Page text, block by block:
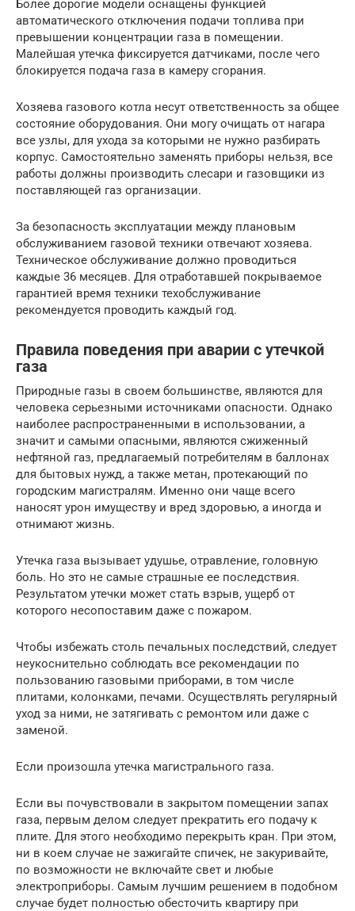
Более дорогие модели оснащены функцией
автоматического отключения подачи топлива при
превышении концентрации газа в помещении.
Малейшая утечка фиксируется датчиками, после чего
блокируется подача газа в камеру сгорания.
Хозяева газового котла несут ответственность за общее
состояние оборудования. Они могу очищать от нагара
все узлы, для ухода за которыми не нужно разбирать
корпус. Самостоятельно заменять приборы нельзя, все
работы должны производить слесари и газовщики из
поставляющей газ организации.
За безопасность эксплуатации между плановым
обслуживанием газовой техники отвечают хозяева.
Техническое обслуживание должно проводиться
каждые 36 месяцев. Для отработавшей покрываемое
гарантией время техники техобслуживание
рекомендуется проводить каждый год.
Правила поведения при аварии с утечкой
газа
Природные газы в своем большинстве, являются для
человека серьезными источниками опасности. Однако
наиболее распространенными в использовании, а
значит и самыми опасными, являются сжиженный
нефтяной газ, предлагаемый потребителям в баллонах
для бытовых нужд, а также метан, протекающий по
городским магистралям. Именно они чаще всего
наносят урон имуществу и вред здоровью, а иногда и
отнимают жизнь.
Утечка газа вызывает удушье, отравление, головную
боль. Но это не самые страшные ее последствия.
Результатом утечки может стать взрыв, ущерб от
которого несопоставим даже с пожаром.
Чтобы избежать столь печальных последствий, следует
неукоснительно соблюдать все рекомендации по
пользованию газовыми приборами, в том числе
плитами, колонками, печами. Осуществлять регулярный
уход за ними, не затягивать с ремонтом или даже с
заменой.
Если произошла утечка магистрального газа.
Если вы почувствовали в закрытом помещении запах
газа, первым делом следует прекратить его подачу к
плите. Для этого необходимо перекрыть кран. При этом,
ни в коем случае не зажигайте спичек, не закуривайте,
по возможности не включайте свет и любые
электроприборы. Самым лучшим решением в подобном
случае будет полностью обесточить квартиру при